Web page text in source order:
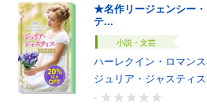
★名作リージェンシー
テ...
小説・文芸
ハーレクイン・ロマン
ジュリア・ジャスティス
-